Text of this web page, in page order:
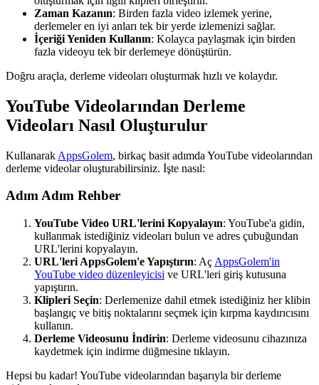
Zaman Kazanın: Birden fazla video izlemek yerine,
derlemeler en iyi anları tek bir yerde izlemenizi sağlar.
İçeriği Yeniden Kullanın: Kolayca paylaşmak için birden
fazla videoyu tek bir derlemeye dönüştürün.
Doğru araçla, derleme videoları oluşturmak hızlı ve kolaydır.
YouTube Videolarından Derleme
Videoları Nasıl Oluşturulur
Kullanarak AppsGolem, birkaç basit adımda YouTube videolarından
derleme videolar oluşturabilirsiniz. İşte nasıl:
Adım Adım Rehber
YouTube Video URL'lerini Kopyalayın: YouTube'a gidin,
kullanmak istediğiniz videoları bulun ve adres çubuğundan
URL'lerini kopyalayın.
URL'leri AppsGolem'e Yapıştırın: Aç AppsGolem'in
YouTube video düzenleyicisi ve URL'leri giriş kutusuna
yapıştırın.
Klipleri Seçin: Derlemenize dahil etmek istediğiniz her klibin
başlangıç ve bitiş noktalarını seçmek için kırpma kaydırıcısını
kullanın.
Derleme Videosunu İndirin: Derleme videosunu cihazınıza
kaydetmek için indirme düğmesine tıklayın.
Hepsi bu kadar! YouTube videolarından başarıyla bir derleme